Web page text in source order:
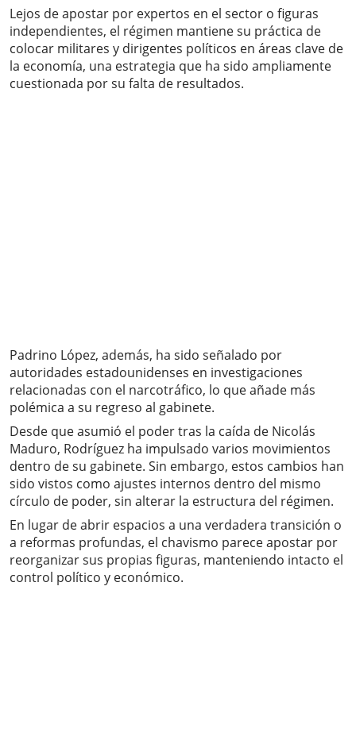
Lejos de apostar por expertos en el sector o figuras
independientes, el régimen mantiene su práctica de
colocar militares y dirigentes políticos en áreas clave de
la economía, una estrategia que ha sido ampliamente
cuestionada por su falta de resultados.
Padrino López, además, ha sido señalado por
autoridades estadounidenses en investigaciones
relacionadas con el narcotráfico, lo que añade más
polémica a su regreso al gabinete.
Desde que asumió el poder tras la caída de Nicolás
Maduro, Rodríguez ha impulsado varios movimientos
dentro de su gabinete. Sin embargo, estos cambios han
sido vistos como ajustes internos dentro del mismo
círculo de poder, sin alterar la estructura del régimen.
En lugar de abrir espacios a una verdadera transición o
a reformas profundas, el chavismo parece apostar por
reorganizar sus propias figuras, manteniendo intacto el
control político y económico.